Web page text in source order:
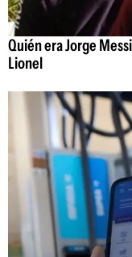
Quién era Jorge
Lionel